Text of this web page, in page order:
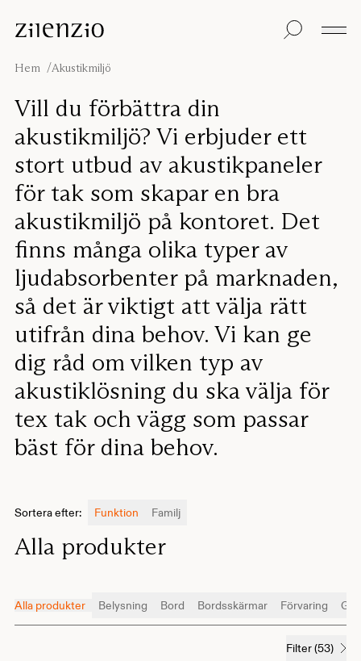
Insikter
Ljudberäknaren
Om oss
Ljudmiljöer
Inspiration
Formgivare
Väggabsorbenter
Takabsorbenter
Sittmöbler
Pro
Studio
Focus®
Hållbarhet
Hem Akustikmiljö
Vill du förbättra din
akustikmiljö? Vi erbjuder ett
stort utbud av akustikpaneler
för tak som skapar en bra
akustikmiljö på kontoret. Det
finns många olika typer av
ljudabsorbenter på marknaden,
så det är viktigt att välja rätt
utifrån dina behov. Vi kan ge
dig råd om vilken typ av
akustiklösning du ska välja för
tex tak och vägg som passar
bäst för dina behov.
Alla produkter
Sortera efter: Funktion Familj
Alla produkter Belysning Bord Bordsskärmar Förvaring
Filter(53)